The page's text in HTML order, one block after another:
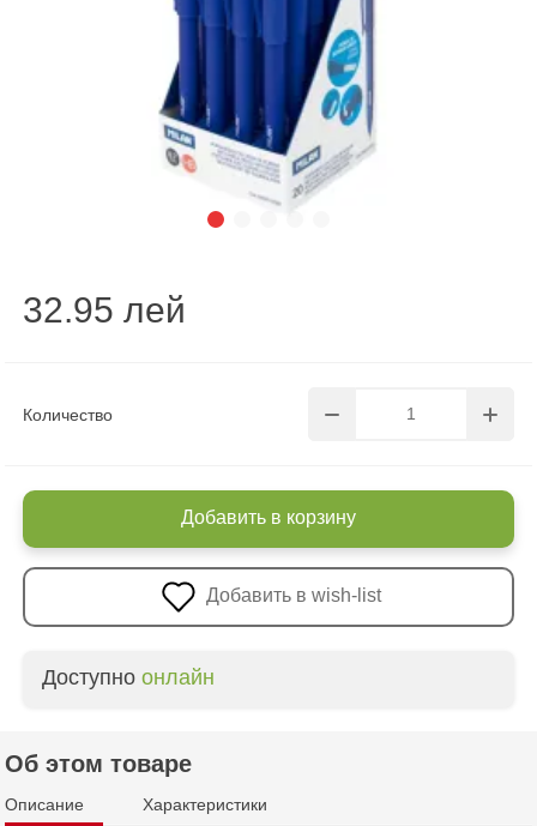
Количество
32.95 лей
Добавить в корзину
Добавить в wish-list
Доступно онлайн
Об этом товаре
Описание Характеристики